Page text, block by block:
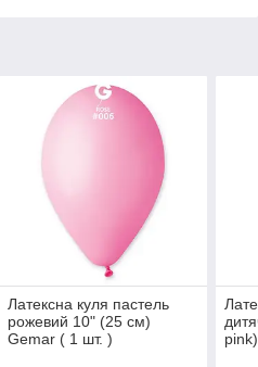
Латексна куля пастель
рожевий 10" (25 см)
Gemar ( 1 шт. )